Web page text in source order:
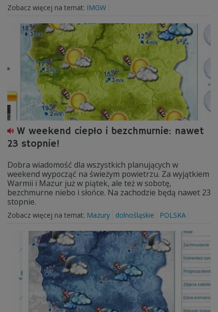
Zobacz więcej na temat: IMGW
W weekend ciepło i bezchmurnie: nawet
23 stopnie!
Dobra wiadomość dla wszystkich planujących w
weekend wypocząć na świeżym powietrzu. Za wyjątkiem
Warmii i Mazur już w piątek, ale też w sobotę,
bezchmurne niebo i słońce. Na zachodzie będą nawet 23
stopnie.
Zobacz więcej na temat: Mazury dolnośląskie POLSKA